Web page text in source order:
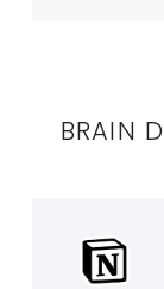
BRAIN